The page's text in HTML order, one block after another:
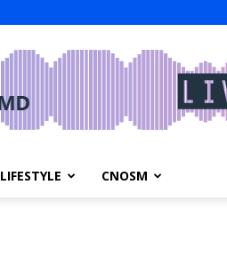
LIFESTYLE CNOSM